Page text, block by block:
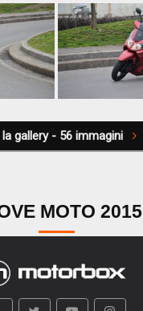
Tutta la gallery - 56 immagini
MOTO 2015